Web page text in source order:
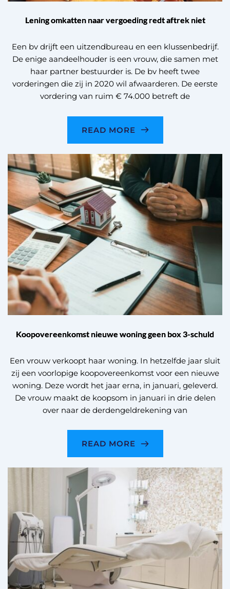
Lening omkatten naar vergoeding redt aftrek niet
Een bv drijft een uitzendbureau en een klussenbedrijf.
De enige aandeelhouder is een vrouw, die samen met
haar partner bestuurder is. De bv heeft twee
vorderingen die zij in 2020 wil afwaarderen. De eerste
vordering van ruim € 74.000 betreft de
READ MORE
Koopovereenkomst nieuwe woning geen box 3-schuld
Een vrouw verkoopt haar woning. In hetzelfde jaar sluit
zij een voorlopige koopovereenkomst voor een nieuwe
woning. Deze wordt het jaar erna, in januari, geleverd.
De vrouw maakt de koopsom in januari in drie delen
over naar de derdengeldrekening van
READ MORE